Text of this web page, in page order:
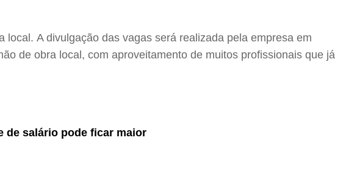
A divulgação das vagas será realizada pela empresa em
de obra local, com aproveitamento de muitos profissionais que já
de salário pode ficar maior